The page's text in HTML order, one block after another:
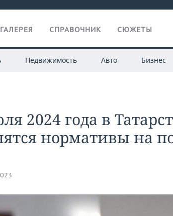
СПРАВОЧНИК СЮЖЕТЫ
Недвижимость Авто Бизнес
2024 года в
нормативы на